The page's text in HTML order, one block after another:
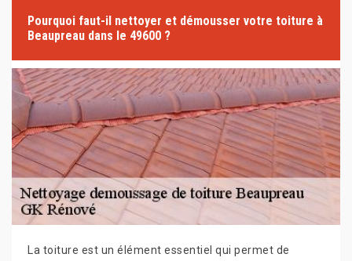
Pourquoi faut-il nettoyer et démousser votre toiture à
Beaupreau dans le 49600 ?
La toiture est un élément essentiel qui permet de